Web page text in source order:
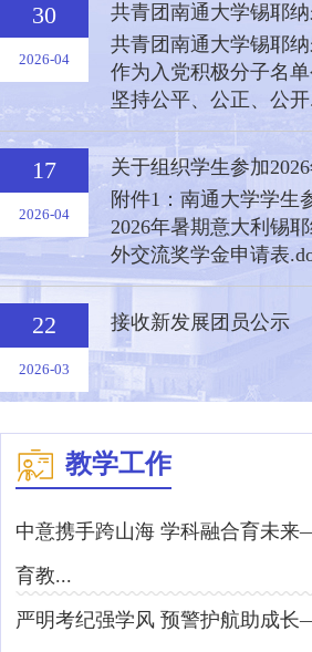
30
2026-04
共青团南通大学锡耶
共青团南通大学锡耶
作为入党积极分子名
坚持公平、公正、公
17
2026-04
关于组织学生参加
附件1：南通大学学生
2026年暑期意大利锡
外交流奖学金申请表
22
2026-03
接收新发展团员公示
教学工作
中意携手跨山海 学科融合育未
育教...
严明考纪强学风 预警护航助成